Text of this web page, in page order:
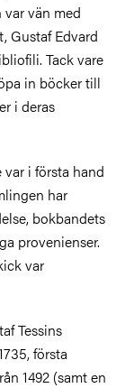
vän med
Gustaf Edvard
Tack vare
in böcker till
i deras
i första hand
har
bokbandets
provenienser.
var
Tessins
första
1492 (samt en